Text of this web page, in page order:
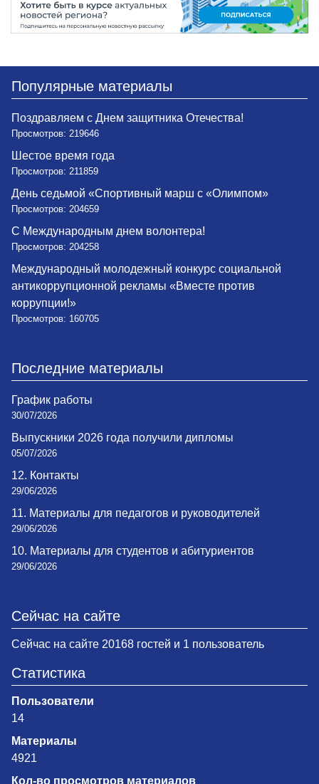
Популярные материалы
Поздравляем с Днем защитника Отечества!
Просмотров: 219646
Шестое время года
Просмотров: 211859
День седьмой «Спортивный марш с «Олимпом»
Просмотров: 204659
С Международным днем волонтера!
Просмотров: 204258
Международный молодежный конкурс социальной
антикоррупционной рекламы «Вместе против
коррупции!»
Просмотров: 160705
Последние материалы
График работы
30/07/2026
Выпускники 2026 года получили дипломы
05/07/2026
12. Контакты
29/06/2026
11. Материалы для педагогов и руководителей
29/06/2026
10. Материалы для студентов и абитуриентов
29/06/2026
Сейчас на сайте
Сейчас на сайте 20168 гостей и 1 пользователь
Статистика
Пользователи
14
Материалы
4921
Кол-во просмотров материалов